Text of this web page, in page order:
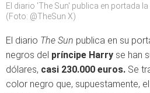
El diario 'The Sun' publica en portada
(Foto: @TheSun X)
El diario The Sun publica en su
negros del príncipe Harry se han
dólares, casi 230.000 euros. Se
color negro que, supuestamente, el